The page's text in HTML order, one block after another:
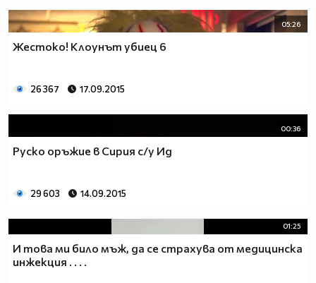
05:26
Жестоко! Клоунът убиец 6
26 367 17.09.2015
00:36
Руско оръжие в Сирия с/у Ид
29 603 14.09.2015
01:25
И това ми било мъж, да се страхува от медицинска
инжекция . . . .